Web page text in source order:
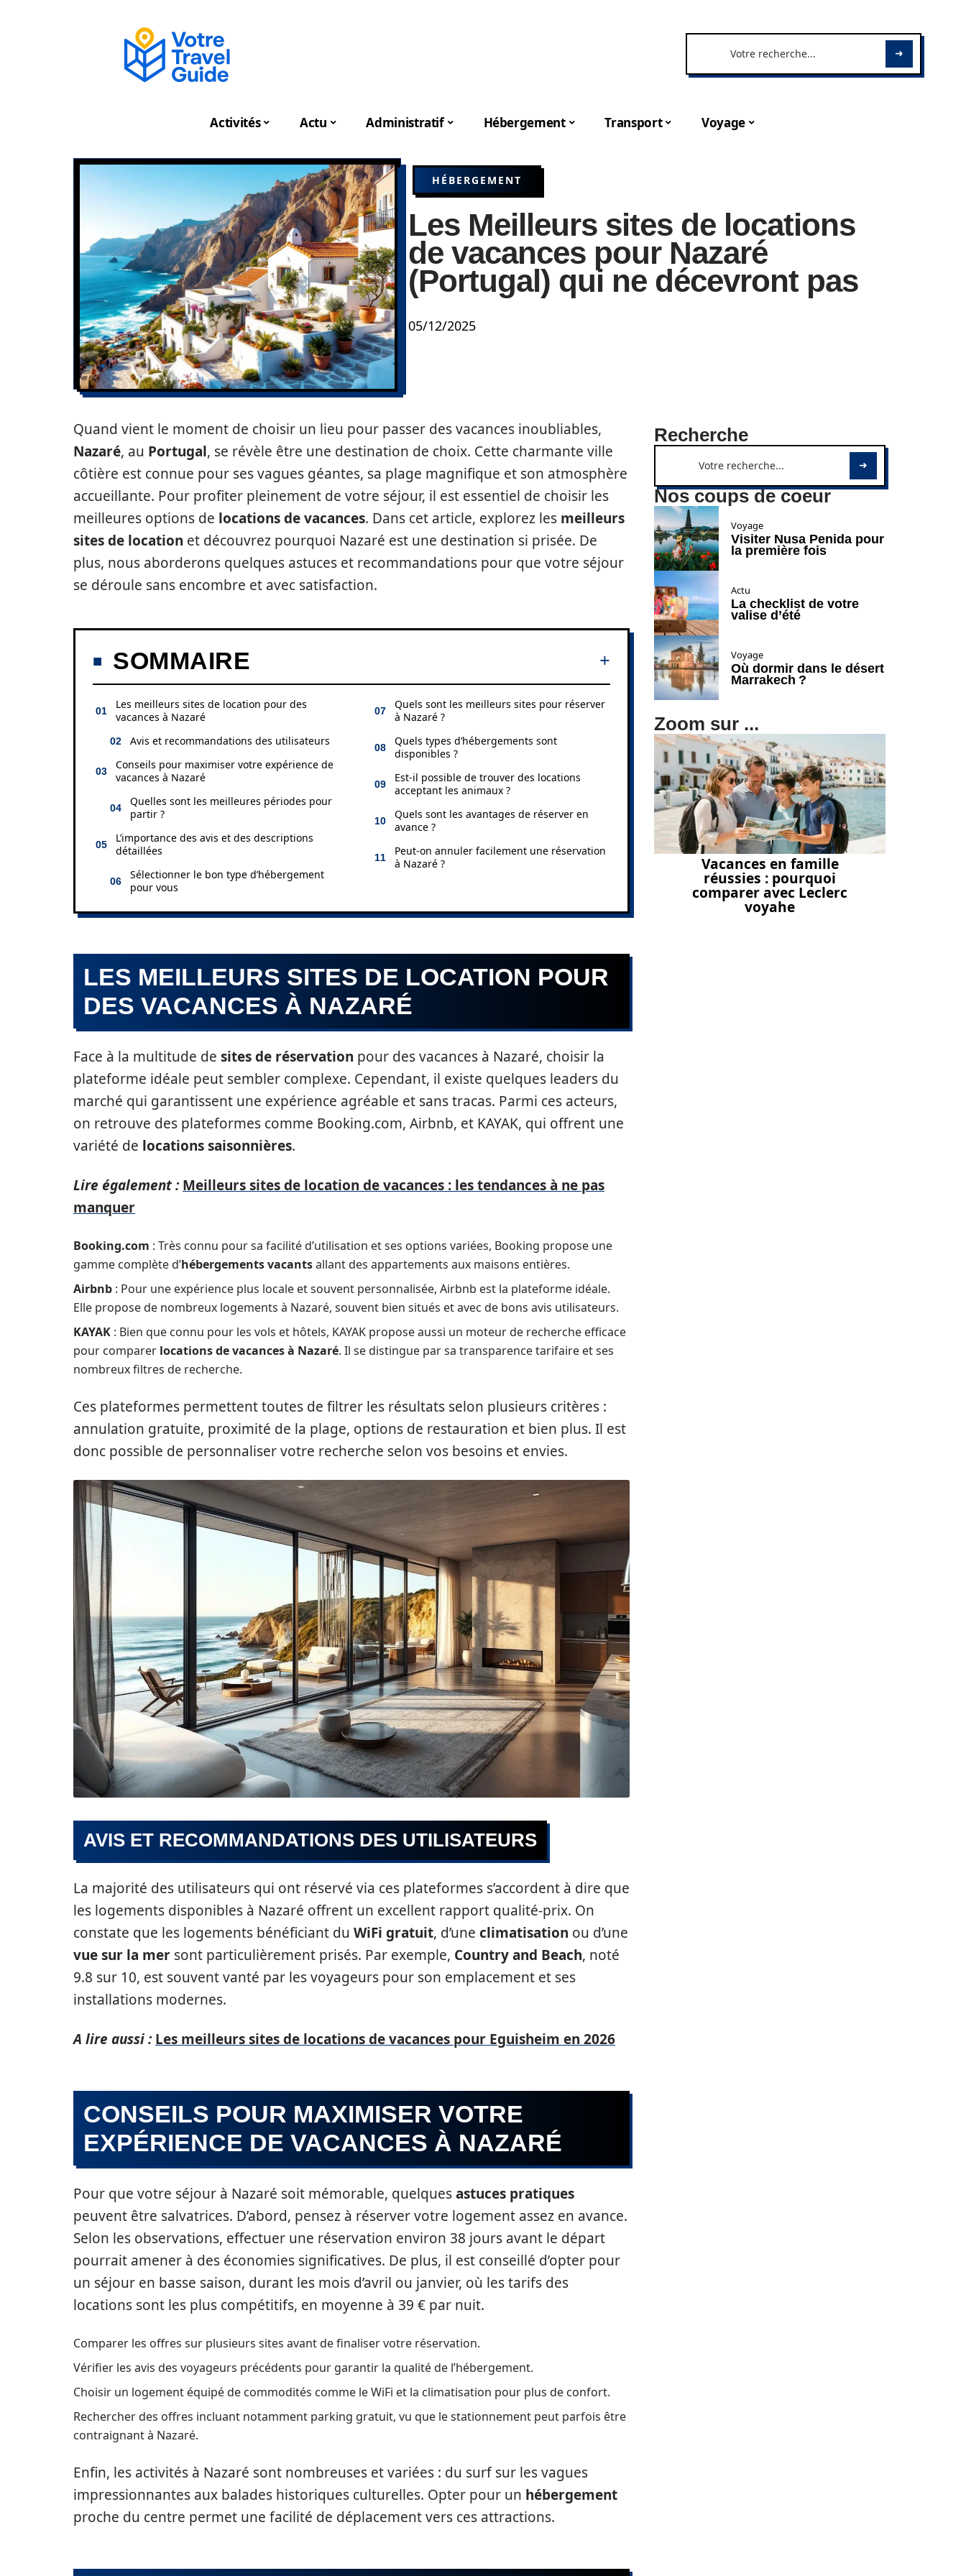
Activités Actu Administratif Hébergement Transport Voyage
HÉBERGEMENT
Les Meilleurs sites de locations
de vacances pour Nazaré
(Portugal) qui ne décevront pas
05/12/2025
Quand vient le moment de choisir un lieu pour passer des vacances inoubliables,
Nazaré, au Portugal, se révèle être une destination de choix. Cette charmante ville
côtière est connue pour ses vagues géantes, sa plage magnifique et son atmosphère
accueillante. Pour profiter pleinement de votre séjour, il est essentiel de choisir les
meilleures options de locations de vacances. Dans cet article, explorez les meilleurs
sites de location et découvrez pourquoi Nazaré est une destination si prisée. De
plus, nous aborderons quelques astuces et recommandations pour que votre séjour
se déroule sans encombre et avec satisfaction.
SOMMAIRE
Les meilleurs sites de location pour des
vacances à Nazaré
Avis et recommandations des utilisateurs
Conseils pour maximiser votre expérience de
vacances à Nazaré
Quelles sont les meilleures périodes pour
partir ?
L’importance des avis et des descriptions
détaillées
Sélectionner le bon type d’hébergement
pour vous
Quels sont les meilleurs sites pour réserver
à Nazaré ?
Quels types d’hébergements sont
disponibles ?
Est-il possible de trouver des locations
acceptant les animaux ?
Quels sont les avantages de réserver en
avance ?
Peut-on annuler facilement une réservation
à Nazaré ?
LES MEILLEURS SITES DE LOCATION POUR
DES VACANCES À NAZARÉ
Face à la multitude de sites de réservation pour des vacances à Nazaré, choisir la
plateforme idéale peut sembler complexe. Cependant, il existe quelques leaders du
marché qui garantissent une expérience agréable et sans tracas. Parmi ces acteurs,
on retrouve des plateformes comme Booking.com, Airbnb, et KAYAK, qui offrent une
variété de locations saisonnières.
Lire également : Meilleurs sites de location de vacances : les tendances à ne pas
manquer
Booking.com : Très connu pour sa facilité d’utilisation et ses options variées, Booking propose une
gamme complète d’hébergements vacantsallant des appartements aux maisons entières.
Airbnb : Pour une expérience plus locale et souvent personnalisée, Airbnb est la plateforme idéale.
Elle propose de nombreux logements à Nazaré, souvent bien situés et avec de bons avis utilisateurs.
KAYAK : Bien que connu pour les vols et hôtels, KAYAK propose aussi un moteur de recherche efficace
pour comparer locations de vacances à Nazaré. Il se distingue par sa transparence tarifaire et ses
nombreux filtres de recherche.
Ces plateformes permettent toutes de filtrer les résultats selon plusieurs critères :
annulation gratuite, proximité de la plage, options de restauration et bien plus. Il est
donc possible de personnaliser votre recherche selon vos besoins et envies.
AVIS ET RECOMMANDATIONS DES UTILISATEURS
La majorité des utilisateurs qui ont réservé via ces plateformes s’accordent à dire que
les logements disponibles à Nazaré offrent un excellent rapport qualité-prix. On
constate que les logements bénéficiant du WiFi gratuit, d’une climatisation ou d’une
vue sur la mer sont particulièrement prisés. Par exemple, Country and Beach, noté
9.8 sur 10, est souvent vanté par les voyageurs pour son emplacement et ses
installations modernes.
A lire aussi : Les meilleurs sites de locations de vacances pour Eguisheim en 2026
CONSEILS POUR MAXIMISER VOTRE
EXPÉRIENCE DE VACANCES À NAZARÉ
Pour que votre séjour à Nazaré soit mémorable, quelquesastuces pratiques
peuvent être salvatrices. D’abord, pensez à réserver votre logement assez en avance.
Selon les observations, effectuer une réservation environ 38 jours avant le départ
pourrait amener à des économies significatives. De plus, il est conseillé d’opter pour
un séjour en basse saison, durant les mois d’avril ou janvier, où les tarifs des
locations sont les plus compétitifs, en moyenne à 39 € par nuit.
Comparer les offres sur plusieurs sites avant de finaliser votre réservation.
Vérifier les avis des voyageurs précédents pour garantir la qualité de l’hébergement.
Choisir un logement équipé de commodités comme le WiFi et la climatisation pour plus de confort.
Rechercher des offres incluant notamment parking gratuit, vu que le stationnement peut parfois être
contraignant à Nazaré.
Enfin, les activités à Nazaré sont nombreuses et variées : du surf sur les vagues
impressionnantes aux balades historiques culturelles. Opter pour un hébergement
proche du centre permet une facilité de déplacement vers ces attractions.
Recherche
Nos coups de coeur
Voyage
Visiter Nusa Penida pour
la première fois
Actu
La checklist de votre
valise d’été
Voyage
Où dormir dans le désert
Marrakech ?
Zoom sur ...
Vacances en famille
réussies : pourquoi
comparer avec Leclerc
voyahe